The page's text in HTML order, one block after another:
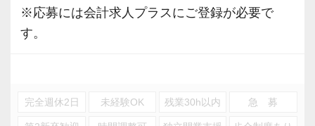
ぜひ、一緒に事務所を盛り上げていきましょ
う！
【給与に関する考え方】
額面は少し大きく見せてはいるものの、実はみ
なし残業時間が40時間超も含まれており、さら
http://tax.excelike.co.jp/
・成長著しい会計事務所(年間300社の新規契約
き合いはなし。
させる事により極めてスムーズな供給が出来る
体制を構築しています。
トは受けきれないほど存在するのに対して深刻
※応募には会計求人プラスにご登録が必要で
す。
完全週休2日 未経験OK 残業30h以内 急 募